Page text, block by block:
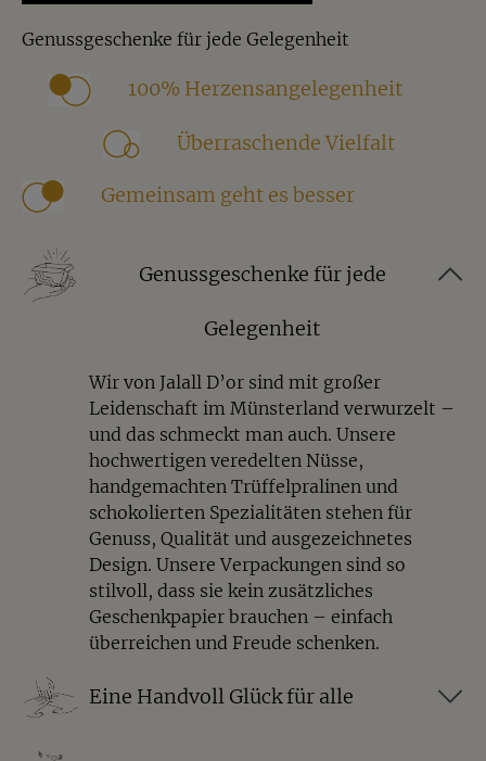
Eine schöne Geschenkidee für
Schokoladenliebhaber, Naschkatzen, Kollegen,
Freunde oder alle, die hochwertige Süßigkeiten mit
besonderem Geschmack schätzen.
Häufige Fragen zu Kokosmandeln
Was sind Kokosmandeln?
Kokosmandeln sind knackige Mandeln, die mit
cremiger weißer Schokolade umhüllt und mit feinen
Kokosflocken veredelt werden. Die Kombination
sorgt für einen exotischen und zartschmelzenden
Wie schmecken Kokosmandeln?
Kokosmandeln schmecken angenehm süß, leicht
exotisch und wunderbar ausgewogen. Die weiße
Schokolade sorgt für Cremigkeit, die Kokosflocken
für eine feine Tropennote und die Mandel für den
knackigen Biss.
Sind die Kokosmandeln als
Geschenk geeignet?
eignen sich die Kokosmandeln hervorragend als
Mitbringsel, kleine Aufmerksamkeit oder Geschenk
für Genießer.
Genussgeschenke für jede Gelegenheit
100% Herzensangelegenheit
Überraschende Vielfalt
Gemeinsam geht es besser
Genussgeschenke für jede
Gelegenheit
Wir von Jalall D’or sind mit großer
Leidenschaft im Münsterland verwurzelt –
und das schmeckt man auch. Unsere
hochwertigen veredelten Nüsse,
handgemachten Trüffelpralinen und
schokolierten Spezialitäten stehen für
Genuss, Qualität und ausgezeichnetes
Design. Unsere Verpackungen sind so
stilvoll, dass sie kein zusätzliches
Geschenkpapier brauchen – einfach
überreichen und Freude schenken.
Eine Handvoll Glück für alle